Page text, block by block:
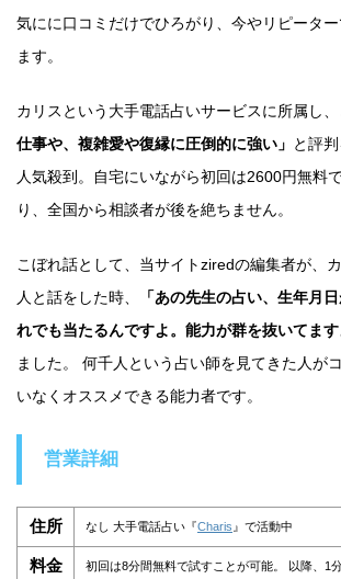
気にに口コミだけでひろがり、今やリピータ
ます。
カリスという大手電話占いサービスに所属し、
仕事や、複雑愛や復縁に圧倒的に強い」 と評
人気殺到。自宅にいながら初回は2600円無料
り、全国から相談者が後を絶ちません。
こぼれ話として、当サイトziredの編集者が、
人と話をした時、
「あの先生の占い、生年月
れでも当たるんですよ。能力が群を抜いてます
ました。 何千人という占い師を見てきた人が
いなくオススメできる能力者です。
営業詳細
住所 なし 大手電話占い『Charis 』で活動中
料金 初回は8分間無料で試すことが可能。 以降、1